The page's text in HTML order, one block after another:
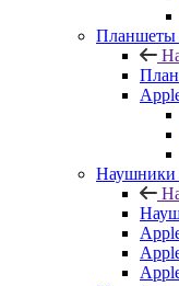
Планшеты
Наушники